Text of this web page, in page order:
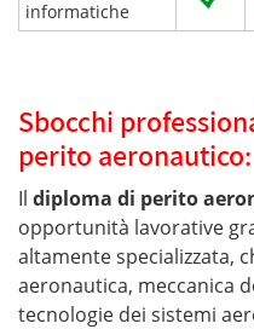
informatiche
Sbocchi
perito aeronautico:
Il diploma di perito
opportunità lavorative
altamente specializzata,
aeronautica, meccanica
tecnologie dei sistemi